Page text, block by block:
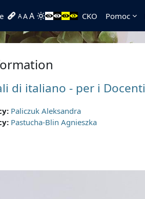
AAA CKO Pomoc
di italiano - per i Docenti
Paliczuk Aleksandra
Pastucha-Blin Agnieszka